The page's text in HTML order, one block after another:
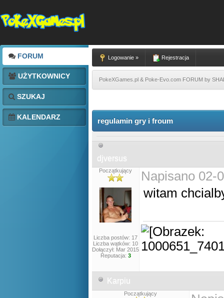
FORUM
UŻYTKOWNICY
SZUKAJ
KALENDARZ
Logowanie » Rejestracja
PokeXGames.pl & Poke-Evo.com FORUM by
regulamin gry i froum
djversus
Początkujący
Liczba postów: 17
Liczba wątków: 10
Dołączył: Mar 2015
Reputacja: 3
Napisano 02-
witam
Karpiu
Początkujący